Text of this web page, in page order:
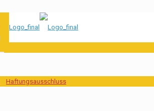
Haftungsausschluss